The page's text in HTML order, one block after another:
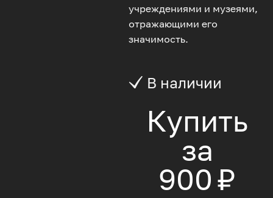
учреждениями и музеями,
отражающими его
значимость.
В наличии
Купить
за
900 ₽